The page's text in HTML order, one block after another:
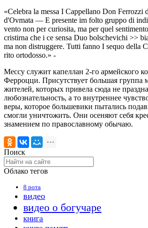
«Celebra la messa I Cappellano Don Ferrozzi
d'Ovmata — E presente im folto gruppo di
vento non per curiosita, ma per quel
cristirna che i ce sensa Duo bolschevichi >>
ma non distruggere. Tutti fanno I sequo della
rito ortodosso.» -
Мессу служит капеллан 2-го армейского
Ферроцци. Присутствует большая группа
жителей, которых привела сюда не
любознательность, а то внутреннее
веры, которое большевики пытались
смогли уничтожить. Они осеняют себя
знамением по православному обычаю.
Поиск
Облако тегов
8 рота
видео
видео о богучаре
книга